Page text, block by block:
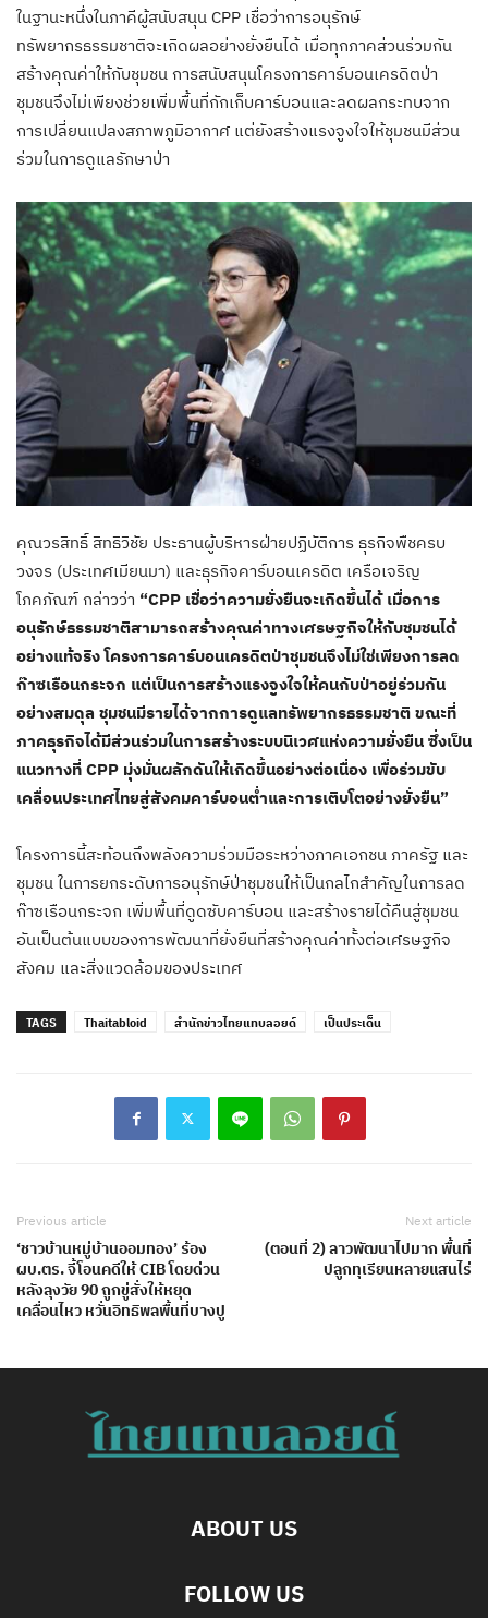
ในฐานะหนึ่งในภาคีผู้สนับสนุน CPP เชื่อว่าการอนุรักษ์
ทรัพยากรธรรมชาติจะเกิดผลอย่างยั่งยืนได้ เมื่อทุกภาคส่วนร่วมกัน
สร้างคุณค่าให้กับชุมชน การสนับสนุนโครงการคาร์บอนเครดิตป่า
ชุมชนจึงไม่เพียงช่วยเพิ่มพื้นที่กักเก็บคาร์บอนและลดผลกระทบจาก
การเปลี่ยนแปลงสภาพภูมิอากาศ แต่ยังสร้างแรงจูงใจให้ชุมชนมีส่วน
ร่วมในการดูแลรักษาป่า
คุณวรสิทธิ์ สิทธิวิชัย ประธานผู้บริหารฝ่ายปฏิบัติการ ธุรกิจพืชครบ
วงจร (ประเทศเมียนมา) และธุรกิจคาร์บอนเครดิต เครือเจริญ
โภคภัณฑ์ กล่าวว่า “CPP เชื่อว่าความยั่งยืนจะเกิดขึ้นได้ เมื่อการ
อนุรักษ์ธรรมชาติสามารถสร้างคุณค่าทางเศรษฐกิจให้กับชุมชนได้
อย่างแท้จริง โครงการคาร์บอนเครดิตป่าชุมชนจึงไม่ใช่เพียงการลด
ก๊าซเรือนกระจก แต่เป็นการสร้างแรงจูงใจให้คนกับป่าอยู่ร่วมกัน
อย่างสมดุล ชุมชนมีรายได้จากการดูแลทรัพยากรธรรมชาติ ขณะที่
ภาคธุรกิจได้มีส่วนร่วมในการสร้างระบบนิเวศแห่งความยั่งยืน ซึ่งเป็น
แนวทางที่ CPP มุ่งมั่นผลักดันให้เกิดขึ้นอย่างต่อเนื่อง เพื่อร่วมขับ
เคลื่อนประเทศไทยสู่สังคมคาร์บอนต่ำและการเติบโตอย่างยั่งยืน”
โครงการนี้สะท้อนถึงพลังความร่วมมือระหว่างภาคเอกชน ภาครัฐ และ
ชุมชน ในการยกระดับการอนุรักษ์ป่าชุมชนให้เป็นกลไกสำคัญในการลด
ก๊าซเรือนกระจก เพิ่มพื้นที่ดูดซับคาร์บอน และสร้างรายได้คืนสู่ชุมชน
อันเป็นต้นแบบของการพัฒนาที่ยั่งยืนที่สร้างคุณค่าทั้งต่อเศรษฐกิจ
สังคม และสิ่งแวดล้อมของประเทศ
TAGS Thaitabloid สำนักข่าวไทยแทบลอยด์ เป็นประเด็น
Previous article
‘ชาวบ้านหมู่บ้านออมทอง’ ร้อง
ผบ.ตร. จี้โอนคดีให้ CIB โดยด่วน
หลังลุงวัย 90 ถูกขู่สั่งให้หยุด
เคลื่อนไหว หวั่นอิทธิพลพื้นที่บางปู
Next article
(ตอนที่ 2) ลาวพัฒนาไปมาก พื้นที่
ปลูกทุเรียนหลายแสนไร่
ABOUT US
FOLLOW US